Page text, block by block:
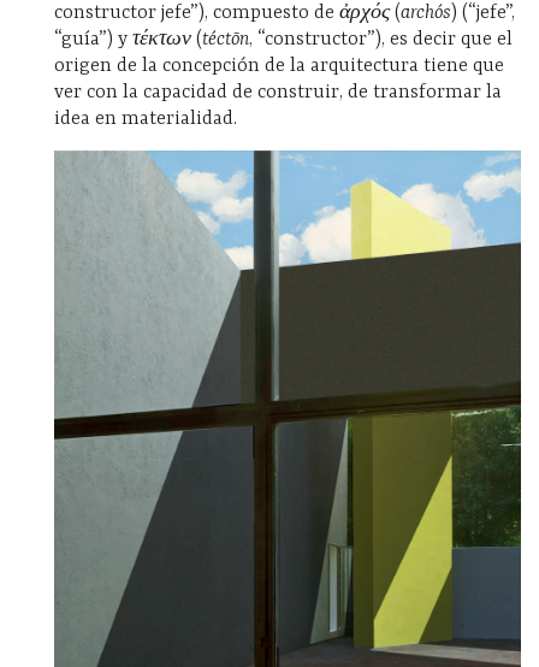
constructor jefe”), compuesto de ἀρχός(archós) (“jefe”,
“guía”) y τέκτων (téctōn, “constructor”), es decir que el
origen de la concepción de la arquitectura tiene que
ver con la capacidad de construir, de transformar la
idea en materialidad.